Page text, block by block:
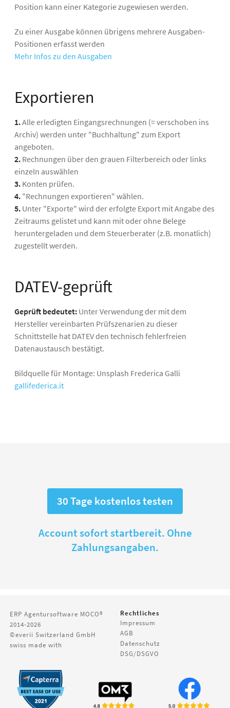
Position kann einer Kategorie zugewiesen werden.
Zu einer Ausgabe können übrigens mehrere Ausgaben-
Positionen erfasst werden
Mehr Infos zu den Ausgaben
Exportieren
1.Alle erledigten Eingangsrechnungen (= verschoben ins
Archiv) werden unter "Buchhaltung" zum Export
angeboten.
2. Rechnungen über den grauen Filterbereich oder links
einzeln auswählen
3. Konten prüfen.
4. "Rechnungen exportieren" wählen.
5. Unter "Exporte" wird der erfolgte Export mit Angabe des
Zeitraums gelistet und kann mit oder ohne Belege
heruntergeladen und dem Steuerberater (z.B. monatlich)
zugestellt werden.
DATEV-geprüft
Geprüft bedeutet: Unter Verwendung der mit dem
Hersteller vereinbarten Prüfszenarien zu dieser
Schnittstelle hat DATEV den technisch fehlerfreien
Datenaustausch bestätigt.
Bildquelle für Montage: Unsplash Frederica Galli
gallifederica.it
30 Tage kostenlos testen
Account sofort startbereit. Ohne
Zahlungsangaben.
ERP Agentursoftware MOCO®
2014-2026
©everii Switzerland GmbH
swiss made with
Rechtliches
Impressum
AGB
Datenschutz
DSG/DSGVO